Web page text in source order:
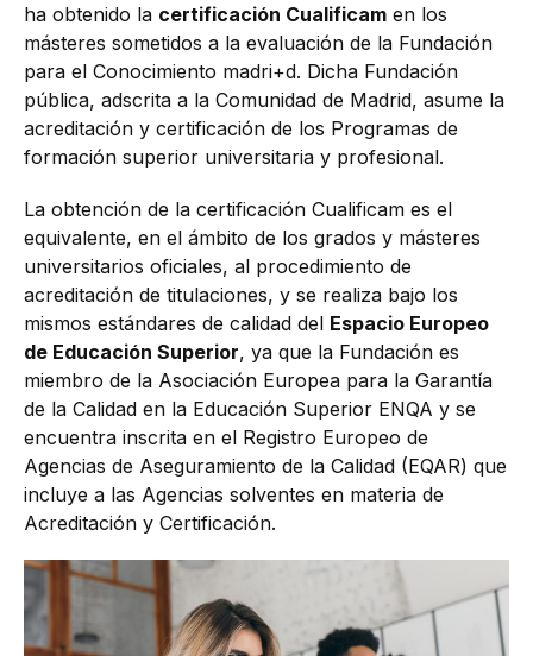
ha obtenido la certificación Cualificam en los
másteres sometidos a la evaluación de la Fundación
para el Conocimiento madri+d. Dicha Fundación
pública, adscrita a la Comunidad de Madrid, asume la
acreditación y certificación de los Programas de
formación superior universitaria y profesional.
La obtención de la certificación Cualificam es el
equivalente, en el ámbito de los grados y másteres
universitarios oficiales, al procedimiento de
acreditación de titulaciones, y se realiza bajo los
mismos estándares de calidad del Espacio Europeo
de Educación Superior, ya que la Fundación es
miembro de la Asociación Europea para la Garantía
de la Calidad en la Educación Superior ENQA y se
encuentra inscrita en el Registro Europeo de
Agencias de Aseguramiento de la Calidad (EQAR) que
incluye a las Agencias solventes en materia de
Acreditación y Certificación.